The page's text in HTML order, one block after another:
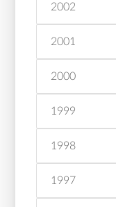
2002
2001
2000
1999
1998
1997